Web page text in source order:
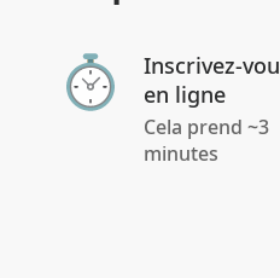
Inscrivez-
en ligne
Cela prend ~3
minutes